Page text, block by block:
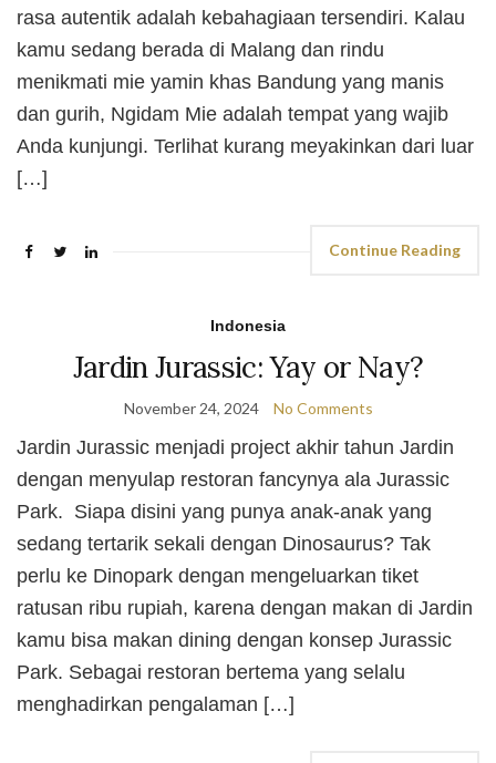
rasa autentik adalah kebahagiaan tersendiri. Kalau
kamu sedang berada di Malang dan rindu
menikmati mie yamin khas Bandung yang manis
dan gurih, Ngidam Mie adalah tempat yang wajib
Anda kunjungi. Terlihat kurang meyakinkan dari luar
[…]
Continue Reading
Indonesia
Jardin Jurassic: Yay or Nay?
November 24, 2024 No Comments
Jardin Jurassic menjadi project akhir tahun Jardin
dengan menyulap restoran fancynya ala Jurassic
Park. Siapa disini yang punya anak-anak yang
sedang tertarik sekali dengan Dinosaurus? Tak
perlu ke Dinopark dengan mengeluarkan tiket
ratusan ribu rupiah, karena dengan makan di Jardin
kamu bisa makan dining dengan konsep Jurassic
Park. Sebagai restoran bertema yang selalu
menghadirkan pengalaman […]